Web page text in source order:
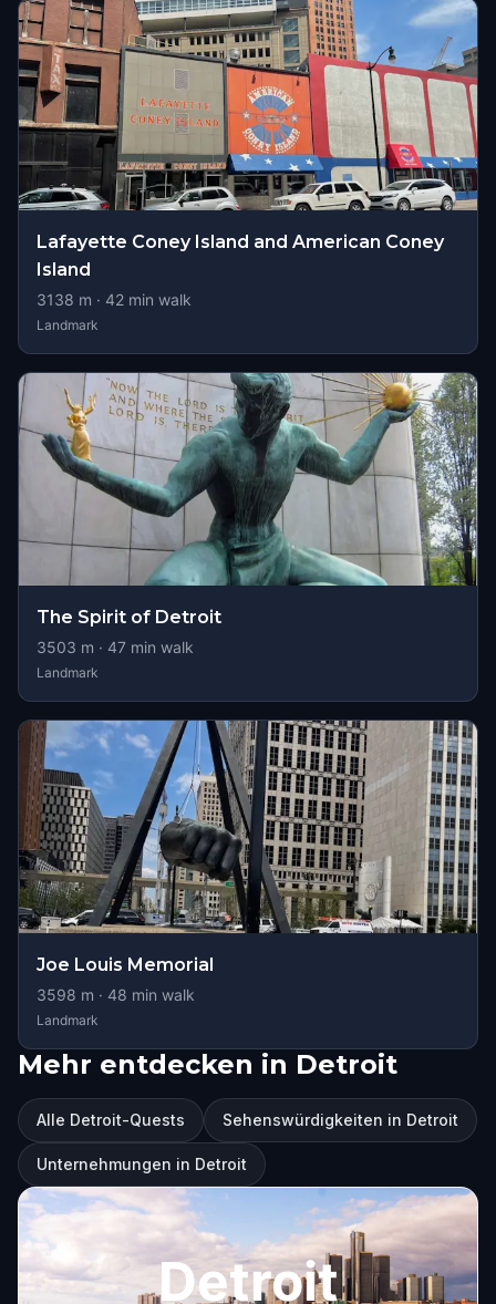
Lafayette Coney Island and American Coney
Island
3138 m · 42 min walk
Landmark
The Spirit of Detroit
3503 m · 47 min walk
Landmark
Joe Louis Memorial
3598 m · 48 min walk
Landmark
Mehr entdecken in Detroit
Alle Detroit-Quests Sehenswürdigkeiten in Detroit
Unternehmungen in Detroit
Detroit